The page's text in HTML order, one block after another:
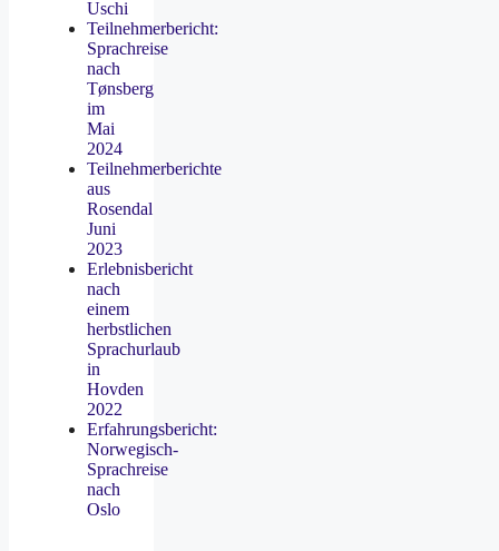
Uschi
Teilnehmerbericht:
Sprachreise
nach
Tønsberg
im
Mai
2024
Teilnehmerberichte
aus
Rosendal
Juni
2023
Erlebnisbericht
nach
einem
herbstlichen
Sprachurlaub
in
Hovden
2022
Erfahrungsbericht:
Norwegisch-
Sprachreise
nach
Oslo